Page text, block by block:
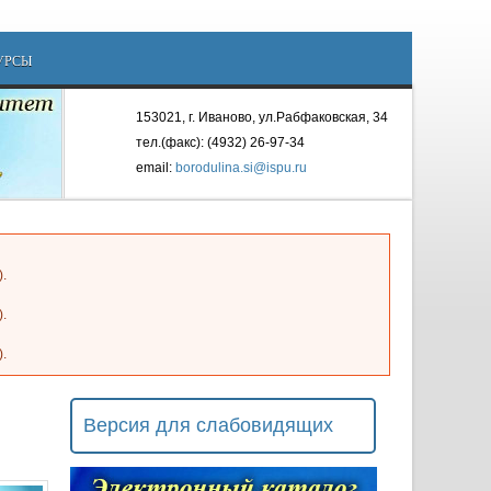
153021, г. Иваново, ул.Рабфаковская, 34
тел.(факс): (4932) 26-97-34
email: borodulina.si@ispu.ru
).
).
).
Версия для слабовидящих